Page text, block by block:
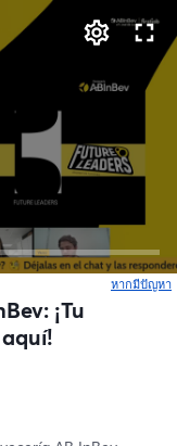
หากมีปัญหา
¡Tu